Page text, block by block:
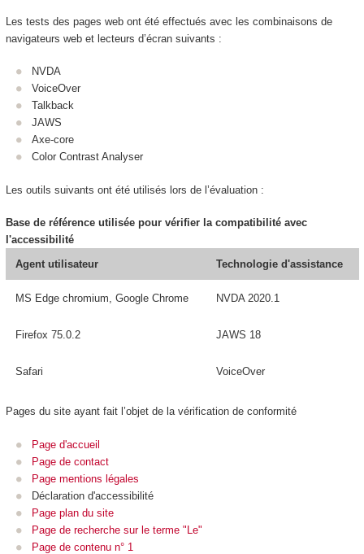
Les tests des pages web ont été effectués avec les combinaisons de
navigateurs web et lecteurs d’écran suivants :
NVDA
VoiceOver
Talkback
JAWS
Axe-core
Color Contrast Analyser
Les outils suivants ont été utilisés lors de l’évaluation :
Base de référence utilisée pour vérifier la compatibilité avec
l'accessibilité
Agent utilisateur
Technologie d'assistance
MS Edge chromium, Google Chrome NVDA 2020.1
Firefox 75.0.2 JAWS 18
Safari VoiceOver
Pages du site ayant fait l’objet de la vérification de conformité
Page d'accueil
Page de contact
Page mentions légales
Déclaration d'accessibilité
Page plan du site
Page de recherche sur le terme "Le"
Page de contenu n° 1